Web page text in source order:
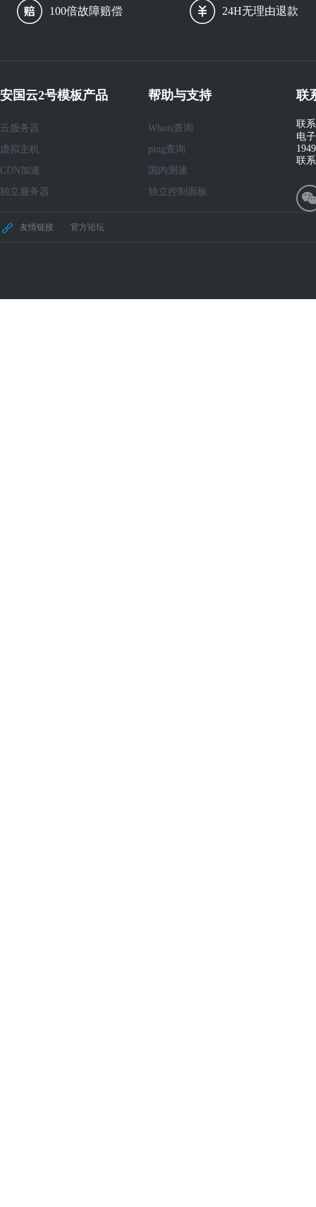
100倍故障赔偿 24H无理由退款
安国云2号模板产品
云服务器
虚拟主机
CDN加速
独立服务器
帮助与支持
Whois查询
ping查询
国内测速
独立控制面板
联
联
电
联
友情链接 官方论坛